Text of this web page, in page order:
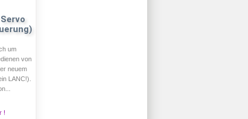
um
von
neuem
LANC!).
!